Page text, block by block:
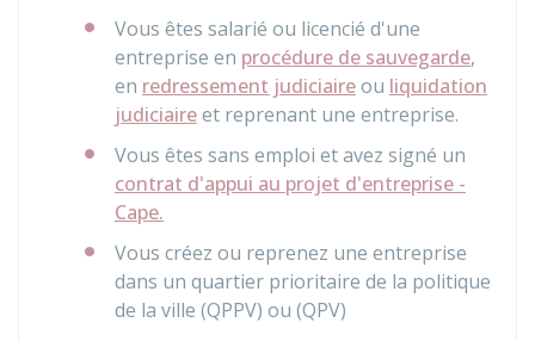
Vous êtes salarié ou licencié d'une
entreprise en procédure de sauvegarde,
en redressement judiciaireou liquidation
judiciaireet reprenant une entreprise.
Vous êtes sans emploi et avez signé un
contrat d'appui au projet d'entreprise -
Cape.
Vous créez ou reprenez une entreprise
dans un quartier prioritaire de la politique
de la ville (QPPV) ou (QPV)